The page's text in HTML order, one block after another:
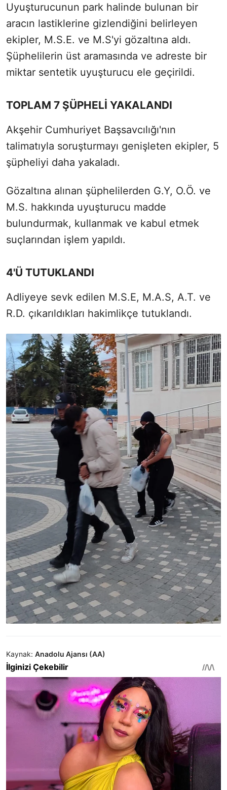
Uyuşturucunun park halinde bulunan bir
aracın lastiklerine gizlendiğini belirleyen
ekipler, M.S.E. ve M.S'yi gözaltına aldı.
Şüphelilerin üst aramasında ve adreste bir
miktar sentetik uyuşturucu ele geçirildi.
TOPLAM 7 ŞÜPHELİ YAKALANDI
Akşehir Cumhuriyet Başsavcılığı'nın
talimatıyla soruşturmayı genişleten ekipler, 5
şüpheliyi daha yakaladı.
Gözaltına alınan şüphelilerden G.Y, O.Ö. ve
M.S. hakkında uyuşturucu madde
bulundurmak, kullanmak ve kabul etmek
suçlarından işlem yapıldı.
4'Ü TUTUKLANDI
Adliyeye sevk edilen M.S.E, M.A.S, A.T. ve
R.D. çıkarıldıkları hakimlikçe tutuklandı.
Kaynak: Anadolu Ajansı (AA)